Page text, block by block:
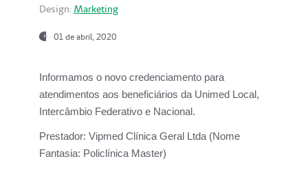
Design: Marketing
01 de abril, 2020
Informamos o novo credenciamento para
atendimentos aos beneficiários da Unimed Local,
Intercâmbio Federativo e Nacional.
Prestador: Vipmed Clínica Geral Ltda (Nome
Fantasia: Policlínica Master)